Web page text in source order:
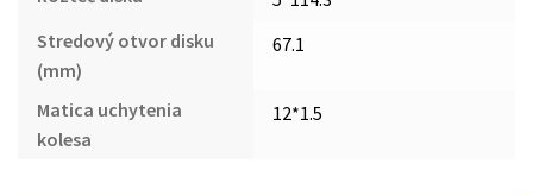
Stredový otvor disku
(mm)
67.1
Matica uchytenia
kolesa
12*1.5